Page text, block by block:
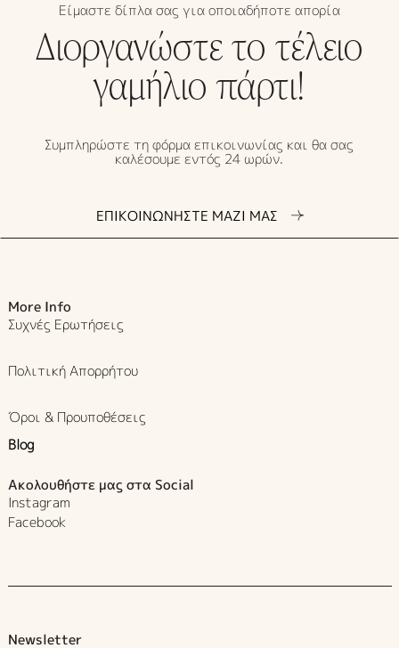
Είμαστε δίπλα σας για οποιαδήποτε απορία
Διοργανώστε το τέλειο
γαμήλιο πάρτι!
Συμπληρώστε τη φόρμα επικοινωνίας και θα σας
καλέσουμε εντός 24 ωρών.
ΕΠΙΚΟΙΝΩΝΗΣΤΕ ΜΑΖΙ ΜΑΣ
More Info
Συχνές Ερωτήσεις
Πολιτική Απορρήτου
Όροι & Προυποθέσεις
Blog
Ακολουθήστε μας στα Social
Instagram
Facebook
Newsletter